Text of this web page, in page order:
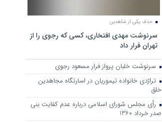
حذف یکی از شاهدین
سرنوشت مهدی افتخاری، کسی که رجوی را از
تهران فرار داد
سرنوشت خلبان پرواز فرار مسعود رجوی
تراژدی خانواده تیموریان در اسارتگاه مجاهدین
خلق
رأی مجلس شورای اسلامی درباره عدم كفایت بنی
صدر خرداد 1360